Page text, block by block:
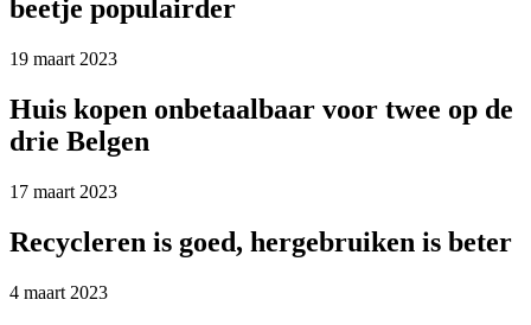
beetje populairder
19 maart 2023
Huis kopen onbetaalbaar voor twee op de
drie Belgen
17 maart 2023
Recycleren is goed, hergebruiken is beter
4 maart 2023